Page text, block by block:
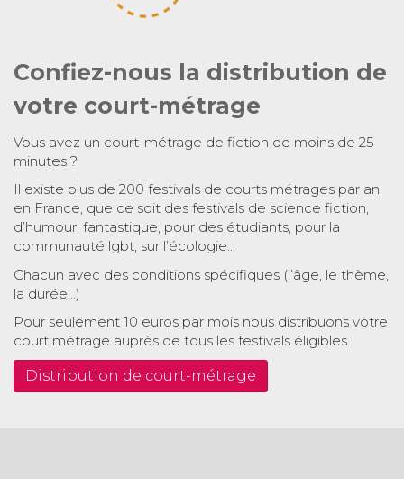
Confiez-nous la distribution de
votre court-métrage
Vous avez un court-métrage de fiction de moins de 25
minutes ?
Il existe plus de 200 festivals de courts métrages par an
en France, que ce soit des festivals de science fiction,
d’humour, fantastique, pour des étudiants, pour la
communauté lgbt, sur l’écologie…
Chacun avec des conditions spécifiques (l’âge, le thème,
la durée…)
Pour seulement 10 euros par mois nous distribuons votre
court métrage auprès de tous les festivals éligibles.
Distribution de court-métrage